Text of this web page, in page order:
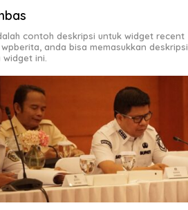
contoh deskripsi untuk widget recent
anda bisa memasukkan deskripsi
widget ini.